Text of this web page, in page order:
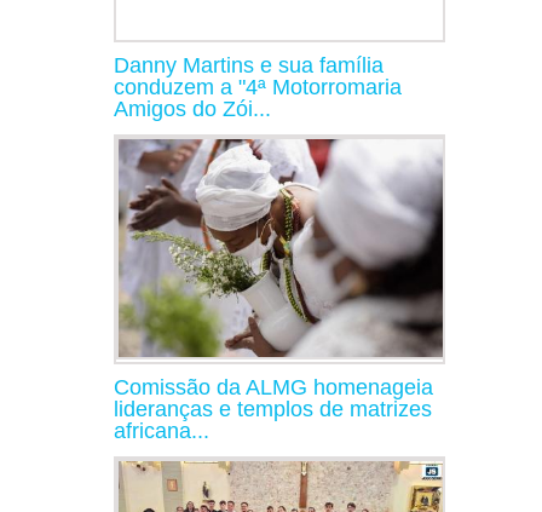
Danny Martins e sua família
conduzem a "4ª Motorromaria
Amigos do Zói...
Comissão da ALMG homenageia
lideranças e templos de matrizes
africana...